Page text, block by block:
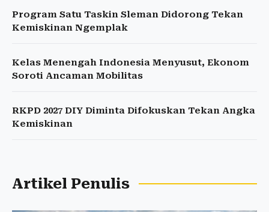
Program Satu Taskin Sleman Didorong Tekan
Kemiskinan Ngemplak
Kelas Menengah Indonesia Menyusut, Ekonom
Soroti Ancaman Mobilitas
RKPD 2027 DIY Diminta Difokuskan Tekan Angka
Kemiskinan
Artikel Penulis